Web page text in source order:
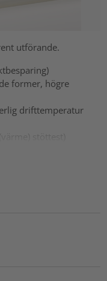
utförande.
former, högre
drifttemperatur